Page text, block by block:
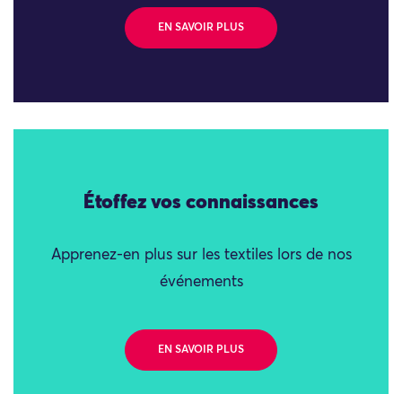
EN SAVOIR PLUS
Étoffez vos connaissances
Apprenez-en plus sur les textiles lors de nos
événements
EN SAVOIR PLUS